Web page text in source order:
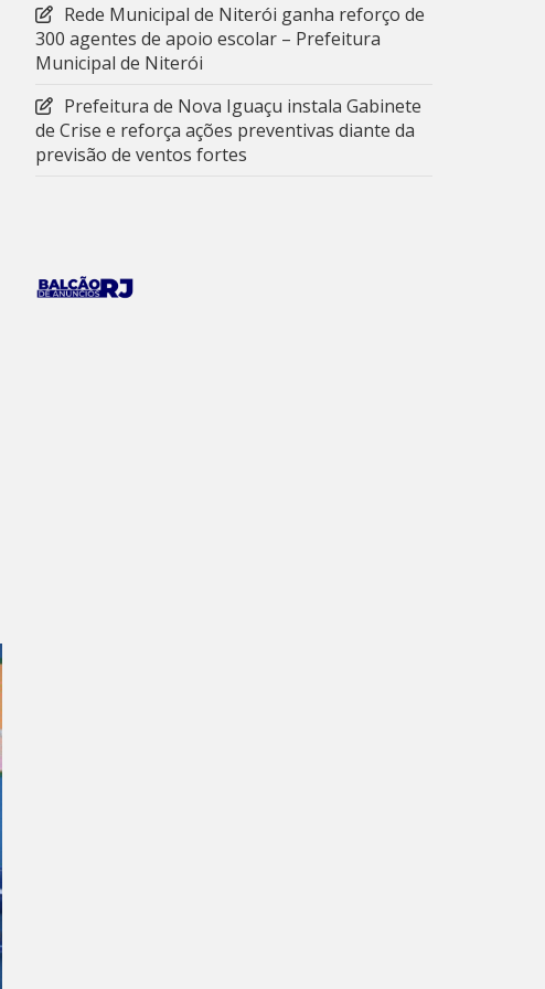
Rede Municipal de Niterói ganha reforço de
300 agentes de apoio escolar – Prefeitura
Municipal de Niterói
Prefeitura de Nova Iguaçu instala Gabinete
de Crise e reforça ações preventivas diante da
previsão de ventos fortes